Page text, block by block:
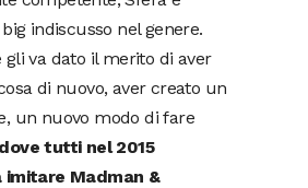
indiscusso nel genere.
va dato il merito di aver
di nuovo, aver creato un
un nuovo modo di fare
tutti nel 2015
imitare Madman &